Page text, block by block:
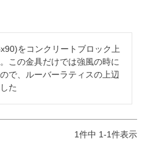
をコンクリートブロック上
この金具だけでは強風の時に
で、ルーバーラティスの上辺
た
1件中 1-1件表示